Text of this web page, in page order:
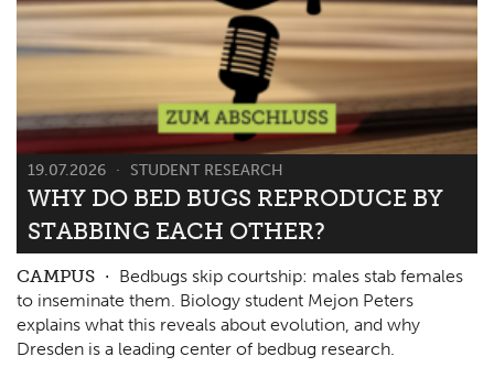
19.07.2026 STUDENT RESEARCH
WHY DO BED BUGS REPRODUCE BY
STABBING EACH OTHER?
CAMPUS
Bedbugs skip courtship: males stab females
to inseminate them. Biology student Mejon Peters
explains what this reveals about evolution, and why
Dresden is a leading center of bedbug research.